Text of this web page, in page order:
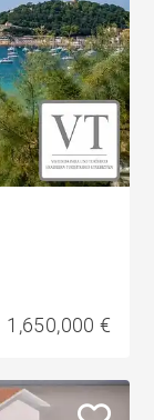
1,650,000 €